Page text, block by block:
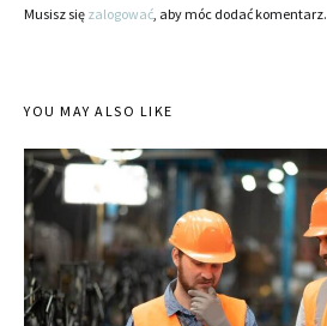
Musisz się zalogować , aby móc dodać komentarz.
YOU MAY ALSO LIKE